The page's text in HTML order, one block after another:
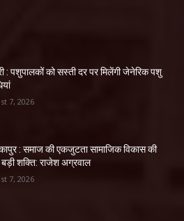
: पशुपालकों को सस्ती दर पर मिलेंगी जेनेरिक पशु
7, 2026
: समाज की एकजुटता सामाजिक विकास की
शक्ति: राजेश अग्रवाल
7, 2026